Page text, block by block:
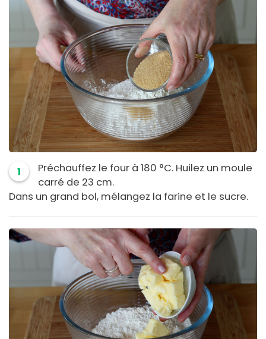
1
Préchauffez le four à 180 °C. Huilez un moule
carré de 23 cm.
Dans un grand bol, mélangez la farine et le sucre.